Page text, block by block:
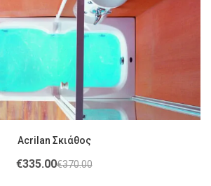
Acrilan Σκιάθος
€370.00
€335.00